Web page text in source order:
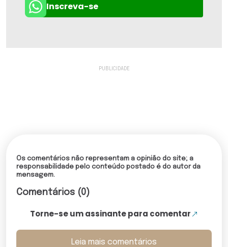
Inscreva-se
Os comentários não representam a opinião do site; a
responsabilidade pelo conteúdo postado é do autor da
mensagem.
Comentários (0)
Torne-se um assinante para comentar
Leia mais comentários